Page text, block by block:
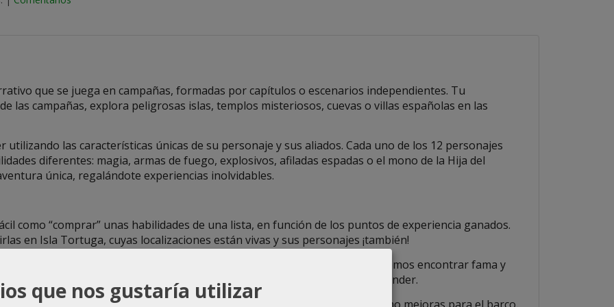
que se juega en campañas, formadas por capítulos o escenarios independientes. Tu
las campañas, explora peligrosas islas, templos misteriosos, cuevas o villas españolas en las
las características únicas de su personaje y sus aliados. Cada uno de los 12 personajes
diferentes: magia, armas de fuego, explosivos, afiladas espadas o el mono de la Hija del
única, regalándote experiencias inolvidables.
como “comprar” unas habilidades de una lista, en función de los puntos de experiencia ganados.
en Isla Tortuga, cuyas localizaciones están vivas y sus personajes ¡también!
el barco nos espera para volver a la aventura, viviremos eventos y podremos encontrar fama y
de los personajes que nos enseñarán esas habilidades que deseamos aprender.
que nos gustaría utilizar